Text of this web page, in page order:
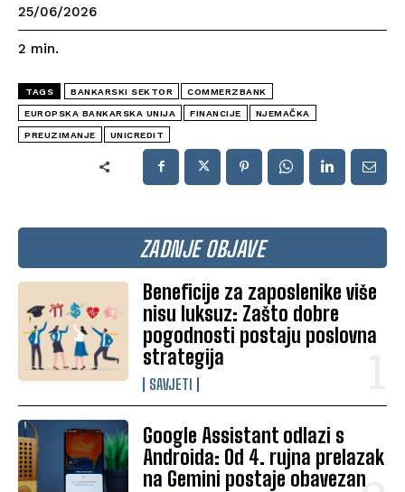
ZADNJE OBJAVE
Beneficije za zaposlenike više
nisu luksuz: Zašto dobre
pogodnosti postaju poslovna
strategija
SAVJETI
Google Assistant odlazi s
Androida: Od 4. rujna prelazak
na Gemini postaje obavezan
25/06/2026
2 min.
TAGS BANKARSKI SEKTOR COMMERZBANK
EUROPSKA BANKARSKA UNIJA FINANCIJE NJEMAČKA
PREUZIMANJE UNICREDIT